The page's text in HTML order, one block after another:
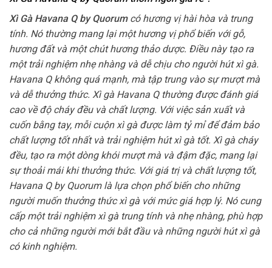
Xì Gà Havana Q by Quorum có hương vị hài hòa và trung
tính. Nó thường mang lại một hương vị phổ biến với gỗ,
hương đất và một chút hương thảo dược. Điều này tạo ra
một trải nghiệm nhẹ nhàng và dễ chịu cho người hút xì gà.
Havana Q không quá mạnh, mà tập trung vào sự mượt mà
và dễ thưởng thức. Xì gà Havana Q thường được đánh giá
cao về độ cháy đều và chất lượng. Với việc sản xuất và
cuốn bằng tay, mỗi cuộn xì gà được làm tỷ mỉ để đảm bảo
chất lượng tốt nhất và trải nghiệm hút xì gà tốt. Xì gà cháy
đều, tạo ra một dòng khói mượt mà và đậm đặc, mang lại
sự thoải mái khi thưởng thức. Với giá trị và chất lượng tốt,
Havana Q by Quorum là lựa chọn phổ biến cho những
người muốn thưởng thức xì gà với mức giá hợp lý. Nó cung
cấp một trải nghiệm xì gà trung tính và nhẹ nhàng, phù hợp
cho cả những người mới bắt đầu và những người hút xì gà
có kinh nghiệm.